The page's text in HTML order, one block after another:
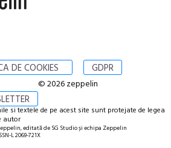
DE COOKIES GDPR
© 2026 zeppelin
si textele de pe acest site sunt protejate de legea
autor
editată de SG Studio și echipa Zeppelin
L 2069-721X